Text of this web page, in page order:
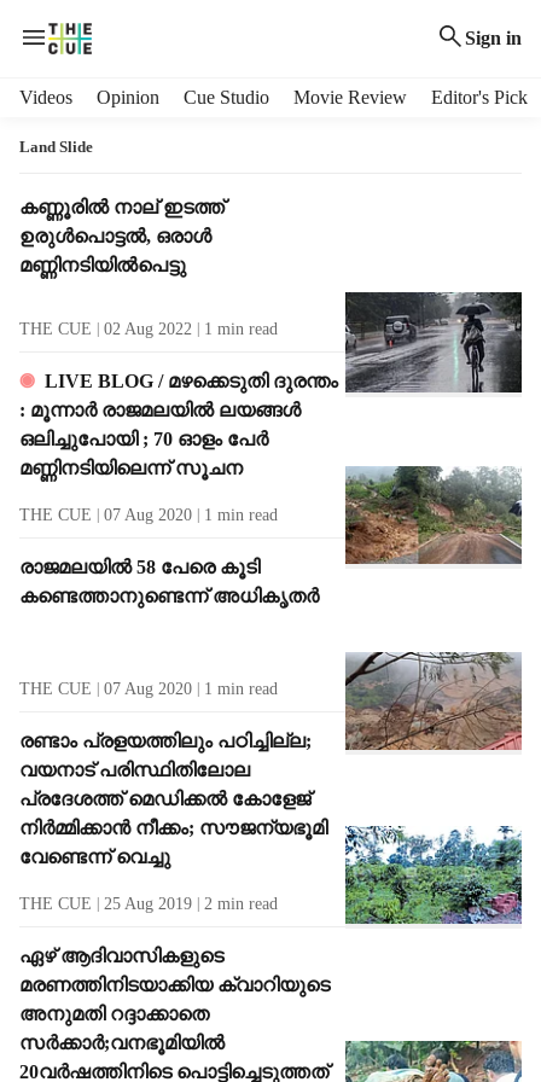
Sign in
Videos Opinion Cue Studio Movie Review Editor's Pick
Land Slide
T
a
g
s
l
t
s
കണ്ണൂരില്‍ നാല് ഇടത്ത്
ഉരുള്‍പൊട്ടല്‍, ഒരാള്‍
മണ്ണിനടിയില്‍പെട്ടു
THE CUE 02 Aug 2022 1 min read
LIVE BLOG / മഴക്കെടുതി ദുരന്തം
: മൂന്നാര്‍ രാജമലയില്‍ ലയങ്ങള്‍
ഒലിച്ചുപോയി ; 70 ഓളം പേര്‍
മണ്ണിനടിയിലെന്ന് സൂചന
THE CUE 07 Aug 2020 1 min read
രാജമലയില്‍ 58 പേരെ കൂടി
കണ്ടെത്താനുണ്ടെന്ന് അധികൃതര്‍
THE CUE 07 Aug 2020 1 min read
രണ്ടാം പ്രളയത്തിലും പഠിച്ചില്ല;
വയനാട് പരിസ്ഥിതിലോല
പ്രദേശത്ത് മെഡിക്കല്‍ കോളേജ്
നിര്‍മ്മിക്കാന്‍ നീക്കം; സൗജന്യഭൂമി
വേണ്ടെന്ന് വെച്ചു
THE CUE 25 Aug 2019 2 min read
ഏഴ് ആദിവാസികളുടെ
മരണത്തിനിടയാക്കിയ ക്വാറിയുടെ
അനുമതി റദ്ദാക്കാതെ
സര്‍ക്കാര്‍;വനഭൂമിയില്‍
20വര്‍ഷത്തിനിടെ പൊട്ടിച്ചെടുത്തത്